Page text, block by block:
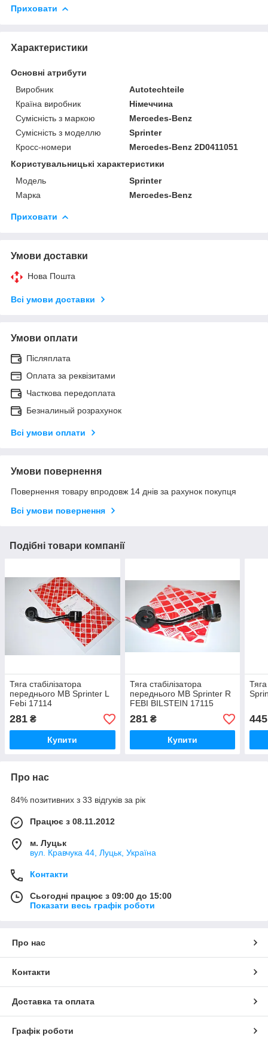
Приховати
Характеристики
Основні атрибути
Виробник
Autotechteile
Країна виробник
Німеччина
Сумісність з маркою
Mercedes-Benz
Сумісність з моделлю
Sprinter
Кросс-номери
Mercedes-Benz 2D0411051
Користувальницькі характеристики
Модель
Sprinter
Марка
Mercedes-Benz
Приховати
Умови доставки
Нова Пошта
Всі умови доставки
Умови оплати
Післяплата
Оплата за реквізитами
Часткова передоплата
Безналиный розрахунок
Всі умови оплати
Умови повернення
Повернення товару впродовж 14 днів за рахунок покупця
Всі умови повернення
Подібні товари компанії
Тяга стабілізатора
переднього MB Sprinter L
Febi 17114
281 ₴
Купити
Тяга стабілізатора
переднього MB Sprinter R
FEBI BILSTEIN 17115
281₴
Купити
445
Про нас
84% позитивних з 33 відгуків за рік
Працює з 08.11.2012
м. Луцьк
вул. Кравчука 44, Луцьк, Україна
Контакти
Сьогодні працює з 09:00 до 15:00
Показати весь графік роботи
Про нас
Контакти
Доставка та оплата
Графік роботи